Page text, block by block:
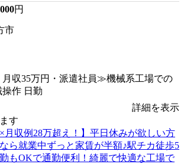
円
市
収35万円・派遣社員≫機械系工場での
作 日勤
詳細を表示
す